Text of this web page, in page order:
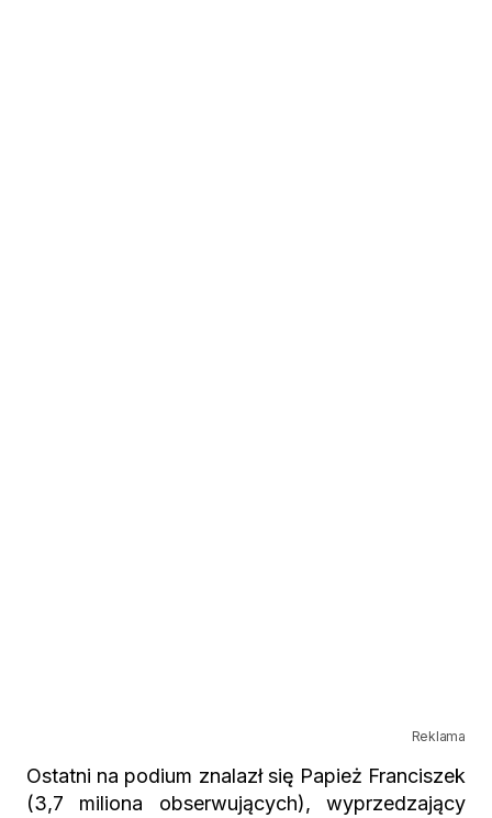
Reklama
Ostatni na podium znalazł się Papież Franciszek
(3,7 miliona obserwujących), wyprzedzający